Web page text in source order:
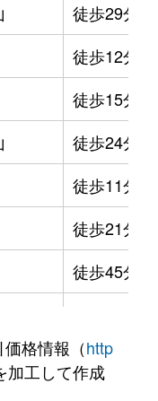
徒歩29分
徒歩12分
徒歩15分
徒歩24分
徒歩11分
徒歩21分
徒歩45分
温泉
徒歩18分
格情報（http
加工して作成